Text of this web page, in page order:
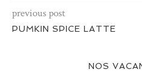
previous post
PUMKIN SPICE LATTE
NOS